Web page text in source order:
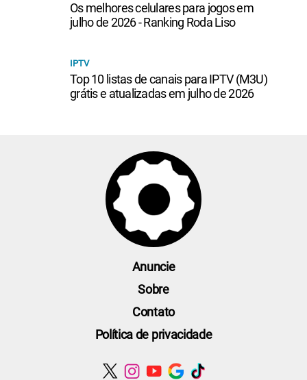
Os melhores celulares para jogos em
julho de 2026 - Ranking Roda Liso
IPTV
Top 10 listas de canais para IPTV (M3U)
grátis e atualizadas em julho de 2026
Anuncie
Sobre
Contato
Política de privacidade